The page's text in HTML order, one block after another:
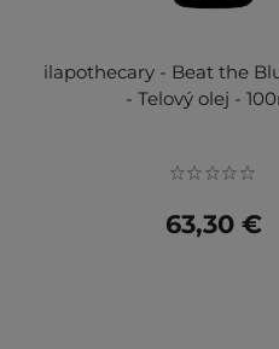
ilapothecary - Beat the
- Telový olej -
63,30 €